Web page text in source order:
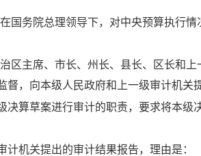
国务院总理领导下，对中央预算执行情
区主席、市长、州长、县长、区长和
督，向本级人民政府和上一级审计机关
决算草案进行审计的职责，要求将本
机关提出的审计结果报告，理由是：